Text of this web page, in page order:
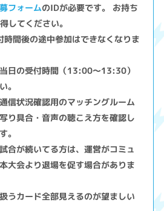
フォームのIDが必要です。 お持ち
してください。
時間後の途中参加はできなくなりま
日の受付時間（13:00〜13:30）
。
信状況確認用のマッチングルーム
り具合・音声の聴こえ方を確認し
。
合が続いてる方は、運営がコミュ
大会より退場を促す場合がありま
うカード全部見えるのが望ましい